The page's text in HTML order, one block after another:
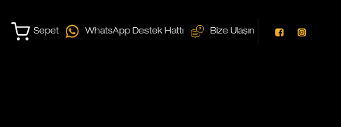
Sepet WhatsApp Destek Hattı Bize Ulaşın